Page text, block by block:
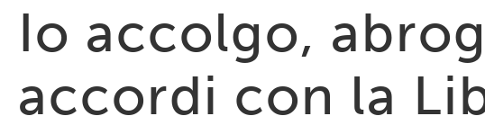
Io accolgo,
accordi con la